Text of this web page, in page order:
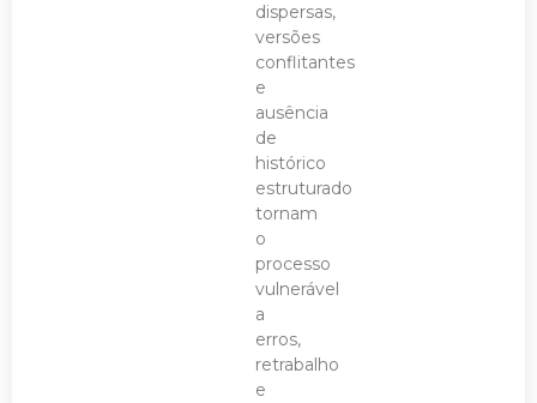
dispersas,
versões
conflitantes
e
ausência
de
histórico
estruturado
tornam
o
processo
vulnerável
a
erros,
retrabalho
e